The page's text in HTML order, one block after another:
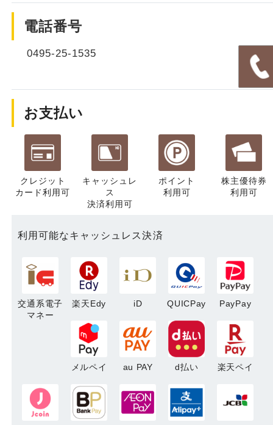
電話番号
0495-25-1535
お支払い
クレジット
カード利用可
キャッシュレ
ス
決済利用可
ポイント
利用可
株主優待券
利用可
利用可能なキャッシュレス決済
交通系電子
マネー
楽天Edy iD QUICPay PayPay
メルペイ au PAY d払い 楽天ペイ